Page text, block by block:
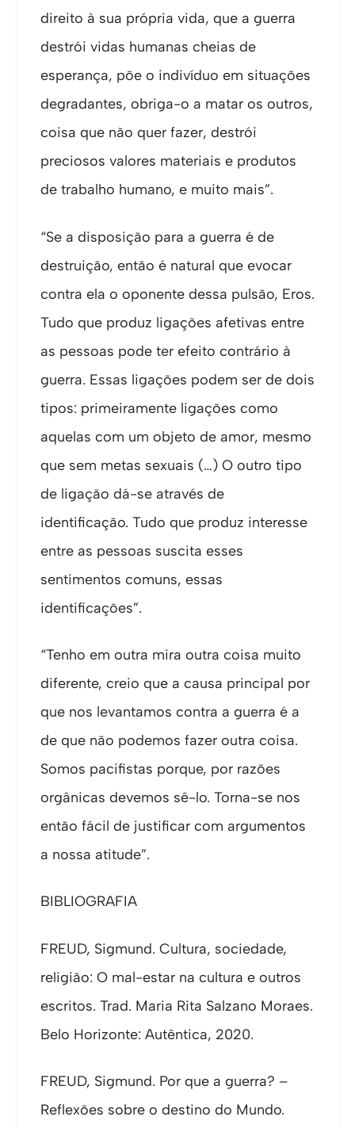
direito à sua própria vida, que a guerra
destrói vidas humanas cheias de
esperança, põe o indivíduo em situações
degradantes, obriga-o a matar os outros,
coisa que não quer fazer, destrói
preciosos valores materiais e produtos
de trabalho humano, e muito mais”.
“Se a disposição para a guerra é de
destruição, então é natural que evocar
contra ela o oponente dessa pulsão, Eros.
Tudo que produz ligações afetivas entre
as pessoas pode ter efeito contrário à
guerra. Essas ligações podem ser de dois
tipos: primeiramente ligações como
aquelas com um objeto de amor, mesmo
que sem metas sexuais (…) O outro tipo
de ligação dá-se através de
identificação. Tudo que produz interesse
entre as pessoas suscita esses
sentimentos comuns, essas
identificações”.
“Tenho em outra mira outra coisa muito
diferente, creio que a causa principal por
que nos levantamos contra a guerra é a
de que não podemos fazer outra coisa.
Somos pacifistas porque, por razões
orgânicas devemos sê-lo. Torna-se nos
então fácil de justificar com argumentos
a nossa atitude”.
BIBLIOGRAFIA
FREUD, Sigmund. Cultura, sociedade,
religião: O mal-estar na cultura e outros
escritos. Trad. Maria Rita Salzano Moraes.
Belo Horizonte: Autêntica, 2020.
FREUD, Sigmund. Por que a guerra? –
Reflexões sobre o destino do Mundo.